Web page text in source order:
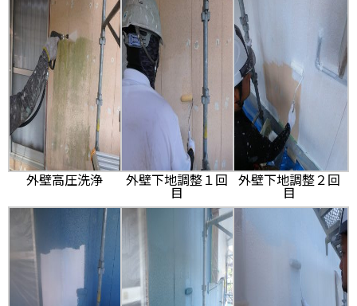
外壁高圧洗浄 外壁下地調整１回
目
外壁下地調整２回
目